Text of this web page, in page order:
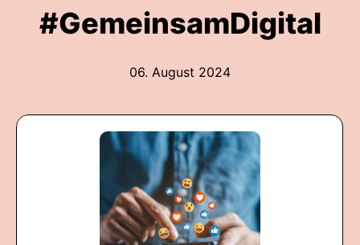
#GemeinsamDigital
06. August 2024